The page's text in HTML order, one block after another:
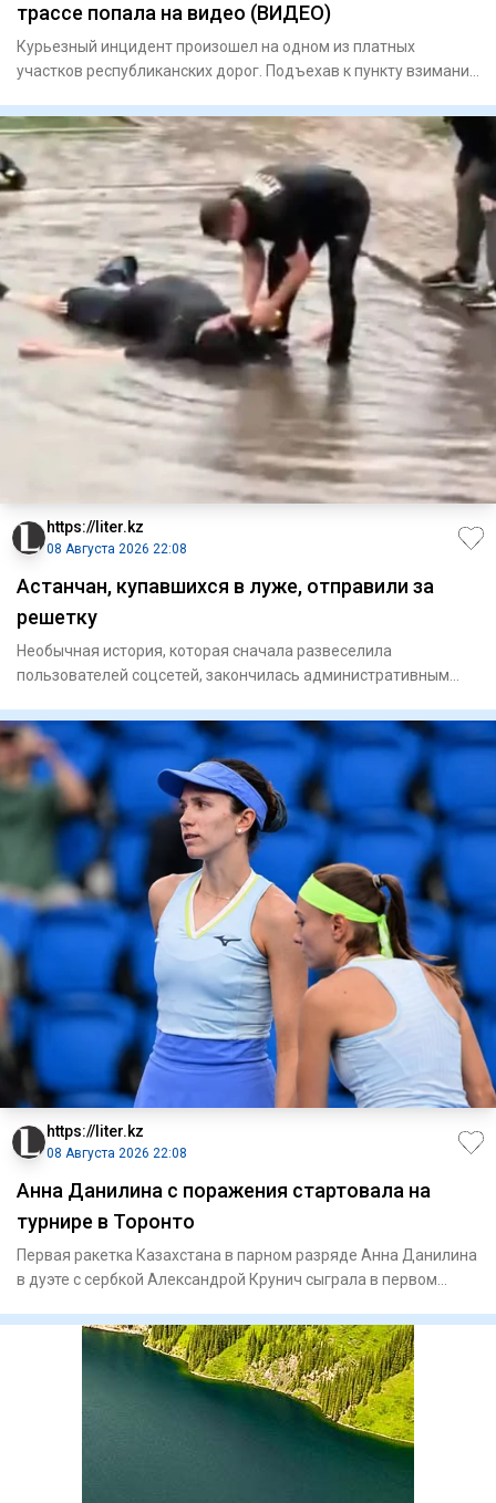
трассе попала на видео (ВИДЕО)
Курьезный инцидент произошел на одном из платных
участков республиканских дорог. Подъехав к пункту взимания
https://liter.kz
08 Августа 2026 22:08
Астанчан, купавшихся в луже, отправили за
решетку
Необычная история, которая сначала развеселила
пользователей соцсетей, закончилась административным
https://liter.kz
08 Августа 2026 22:08
Анна Данилина с поражения стартовала на
турнире в Торонто
Первая ракетка Казахстана в парном разряде Анна Данилина
в дуэте с сербкой Александрой Крунич сыграла в первом